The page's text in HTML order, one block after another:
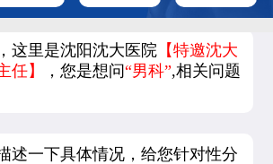
这里是沈阳沈大医院 【特邀沈大
任】
，您是想问“男科”,相关问题
述一下具体情况，给您针对性分